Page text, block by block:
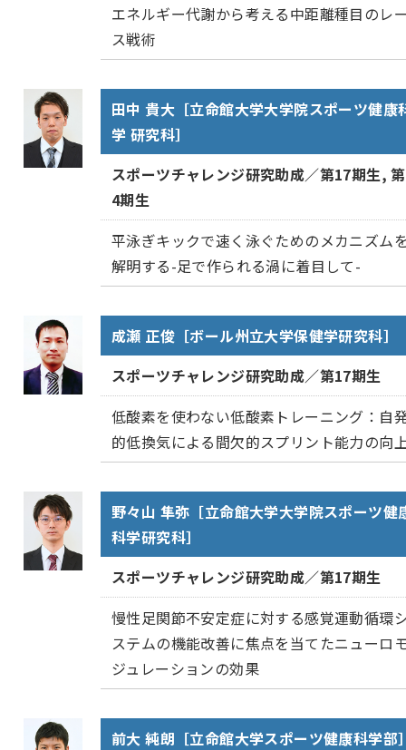
エネルギー代謝から考える中距離種目のレ
ス戦術
田中 貴大［立命館大学大学院スポーツ健康
学 研究科］
スポーツチャレンジ研究助成／第17期生,
4期生
平泳ぎキックで速く泳ぐためのメカニズム
解明する-足で作られる渦に着目して-
成瀬 正俊［ボール州立大学保健学研究科］
スポーツチャレンジ研究助成／第17期生
低酸素を使わない低酸素トレーニング：自
的低換気による間欠的スプリント能力の向
野々山 隼弥［立命館大学大学院スポーツ健
科学研究科］
スポーツチャレンジ研究助成／第17期生
慢性足関節不安定症に対する感覚運動循環
ステムの機能改善に焦点を当てたニューロ
ジュレーションの効果
前大 純朗［立命館大学スポーツ健康科学部